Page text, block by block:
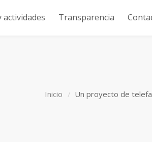
actividades Transparencia
Inicio Un proyecto de